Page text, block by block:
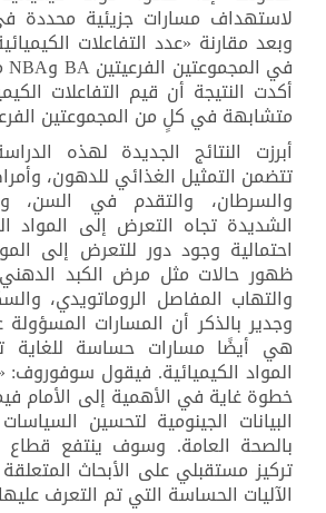
لاستهداف مسارات جزيئية محددة في
وبعد مقارنة «عدد التفاعلات
في المجموعتين الفرعيتينBAو NBA
أكدت النتيجة أن قيم التفاعلات
متشابهة في كلٍ من المجموعتين
أبرزت النتائج الجديدة لهذه
تتضمن التمثيل الغذائي للدهون،
والسرطان، والتقدم في السن،
الشديدة تجاه التعرض إلى المواد
احتمالية وجود دور للتعرض إلى
ظهور حالات مثل مرض الكبد الدهني،
والتهاب المفاصل الروماتويدي،
وجدير بالذكر أن المسارات
هي أيضًا مسارات حساسة للغاية
المواد الكيميائية. فيقول سوفوروف:
خطوة غاية في الأهمية إلى الأمام
البيانات الجينومية لتحسين
بالصحة العامة. وسوف ينتفع قطاع
تركيز مستقبلي على الأبحاث
الآليات الحساسة التي تم التعرف عليها